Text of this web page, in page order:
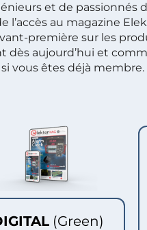
et de passionnés
au magazine
première sur les
dès aujourd’hui et
si vous êtes déjà membre.
(Green)